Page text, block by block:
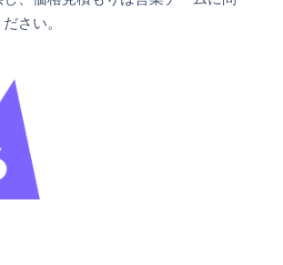
さい。